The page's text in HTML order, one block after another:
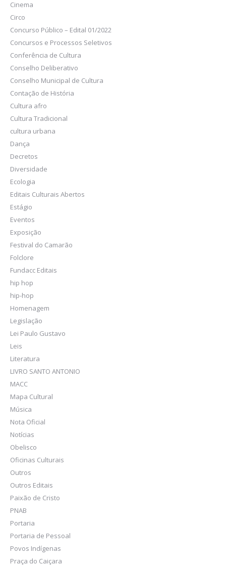
Cinema
Circo
Concurso Público – Edital 01/2022
Concursos e Processos Seletivos
Conferência de Cultura
Conselho Deliberativo
Conselho Municipal de Cultura
Contação de História
Cultura afro
Cultura Tradicional
cultura urbana
Dança
Decretos
Diversidade
Ecologia
Editais Culturais Abertos
Estágio
Eventos
Exposição
Festival do Camarão
Folclore
Fundacc Editais
hip hop
hip-hop
Homenagem
Legislação
Lei Paulo Gustavo
Leis
Literatura
LIVRO SANTO ANTONIO
MACC
Mapa Cultural
Música
Nota Oficial
Notícias
Obelisco
Oficinas Culturais
Outros
Outros Editais
Paixão de Cristo
PNAB
Portaria
Portaria de Pessoal
Povos Indígenas
Praça do Caiçara